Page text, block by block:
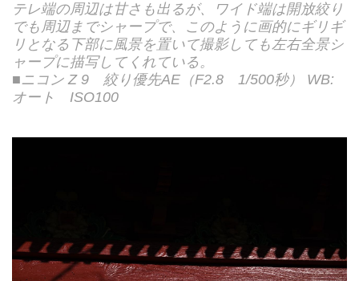
テレ端の周辺は甘さも出るが、ワイド端は開放絞り
でも周辺までシャープで、このように画的にギリギ
リとなる下部に風景を置いて撮影しても左右全景シ
ャープに描写してくれている。
■ニコン Z 9 絞り優先AE（F2.8 1/500秒） WB:
オート ISO100